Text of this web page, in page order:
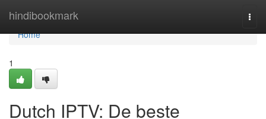
hindibookmark
Home
Home
1
Dutch IPTV: De beste